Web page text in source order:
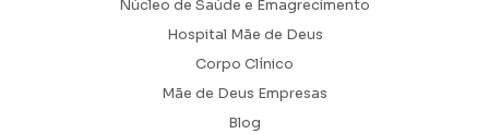
Núcleo de Saúde e Emagrecimento
Hospital Mãe de Deus
Corpo Clínico
Mãe de Deus Empresas
Blog